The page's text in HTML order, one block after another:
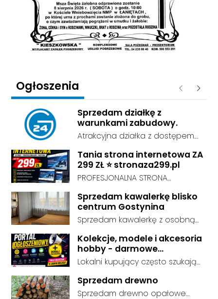
Ogłoszenia Poprzednie
Sprzedam działkę z
warunkami zabudowy.
Atrakcyjna działka z dostępem
o powierzchni 0,4ha , przy drodze
asfaltowej.
Tania strona internetowa ZA
299 ZŁ ⭐ stronaza299.pl
PROFESJONALNA STRONA
mieć profesjonalną stronę
internetową, ale nie chcesz
wydawać tysięcy złotych?
Zamów nowoczesną stronę
WWW już za 299 zł! Tworzymy
estetyczne i responsywne strony
które dobrze prezentują się na
komputerze, telefonie i tablecie.
Sprzedam kawalerkę blisko
centrum Gostynina
Sprzedam kawalerkę z osobną
Stan dobry - do zamieszkania, 3
piętro. Standard wykończenia -
dobry. cena do negocjacji.
Kolekcje, modele i akcesoria
hobby - darmowe
ogłoszenia, dodaj swoje za
Lokalni kupujący często szukają
w domu. Kategorie są czytelnie
Sprzedam drewno
Sprzedam drewno opałowe